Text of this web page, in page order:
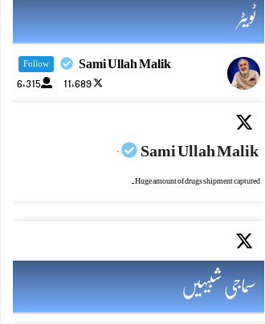
ٹویٹر
Sami Ullah Malik
Follow
11,689
6,315
Sami Ullah Malik
·
Huge amount of drugs shipment captured.
Sami Ullah Malik
Alhamdulillah's historic moment for Pakistan.
سماجی شبیہیں